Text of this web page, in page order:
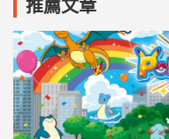
推薦文章